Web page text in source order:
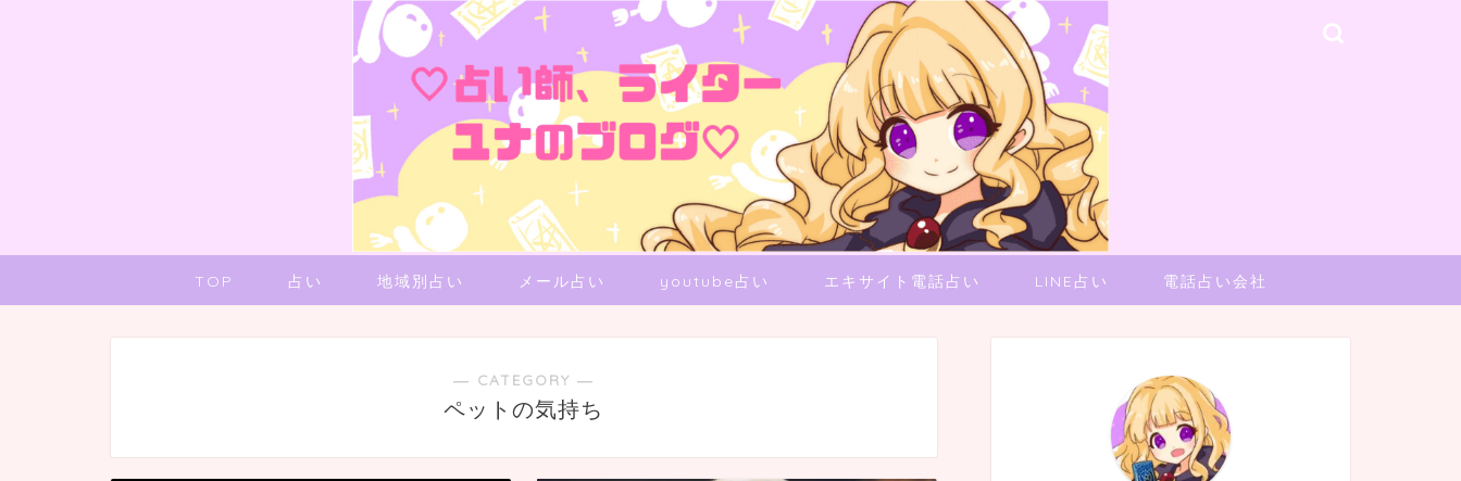
TOP 占い 地域別占い メール占い youtube占い エキサイト電話占い LINE占い 電話占い会社
― CATEGORY ―
ペットの気持ち